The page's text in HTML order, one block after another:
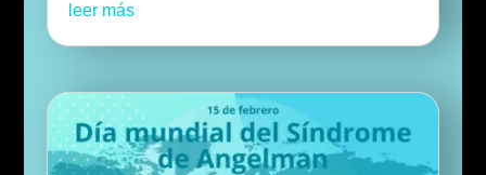
leer más